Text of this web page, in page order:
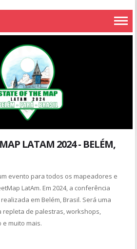
LATAM 2024 - BELÉM,
evento para todos os mapeadores e
LatAm. Em 2024, a conferência
em Belém, Brasil. Será uma
repleta de palestras, workshops,
muito mais.